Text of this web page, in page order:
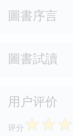
圖書序言
圖書試讀
用户评价
评分 ☆☆☆